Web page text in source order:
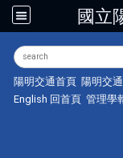
國立
陽明交通首頁 陽明交
English 回首頁 管理學